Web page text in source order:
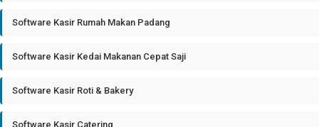
Software Kasir Rumah Makan Padang
Software Kasir Kedai Makanan Cepat Saji
Software Kasir Roti & Bakery
Software Kasir Catering